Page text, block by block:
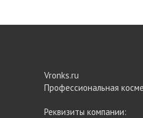
Vronks.ru
Профессиональная
Реквизиты компании: